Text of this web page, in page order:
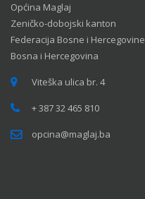
Općina Maglaj
Zeničko-dobojski kanton
Federacija Bosne i Hercegovine
Bosna i Hercegovina
Viteška ulica br. 4
+ 387 32 465 810
opcina@maglaj.ba